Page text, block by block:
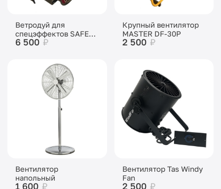
Ветродуй для
спецэффектов SAFEX-
400
6 500 ₽
Крупный вентилятор
MASTER DF-30P
2 500 ₽
Вентилятор
напольный
1 600 ₽
Вентилятор Tas Windy
Fan
2 500 ₽